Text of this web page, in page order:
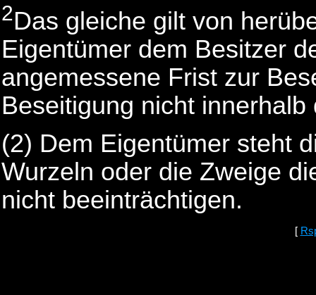
2Das gleiche gilt von
Eigentümer dem Besitzer
angemessene Frist zur
Beseitigung nicht
(2) Dem Eigentümer steht
Wurzeln oder die Zweige
nicht beeinträchtigen.
[